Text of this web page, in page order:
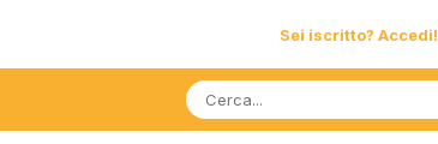
Sei iscritto? Accedi!